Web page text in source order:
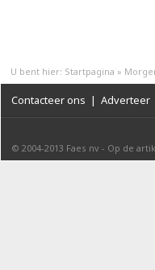
U bent hier: Startpagina »
Contacteer ons | Adverteer
© 2004-2013 Faes nv - Op de